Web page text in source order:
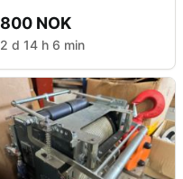
Mercedes
800 NOK
2 d 14 h 6 min